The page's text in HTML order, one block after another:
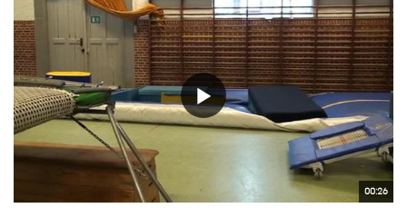
00:26